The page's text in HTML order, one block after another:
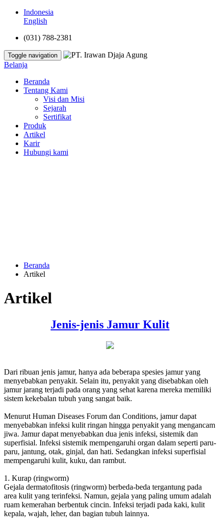
Indonesia
English
(031) 788-2381
Toggle navigation
Belanja
Beranda
Tentang Kami
Visi dan Misi
Sejarah
Sertifikat
Produk
Artikel
Karir
Hubungi kami
Beranda
Artikel
Artikel
Jenis-jenis Jamur Kulit
Dari ribuan jenis jamur, hanya ada beberapa spesies jamur yang
menyebabkan penyakit. Selain itu, penyakit yang disebabkan oleh
jamur jarang terjadi pada orang yang sehat karena mereka memiliki
sistem kekebalan tubuh yang sangat baik.
Menurut Human Diseases Forum dan Conditions, jamur dapat
menyebabkan infeksi kulit ringan hingga penyakit yang mengancam
jiwa. Jamur dapat menyebabkan dua jenis infeksi, sistemik dan
superfisial. Infeksi sistemik mempengaruhi organ dalam seperti paru-
paru, jantung, otak, ginjal, dan hati. Sedangkan infeksi superfisial
mempengaruhi kulit, kuku, dan rambut.
1. Kurap (ringworm)
Gejala dermatofitosis (ringworm) berbeda-beda tergantung pada
area kulit yang terinfeksi. Namun, gejala yang paling umum adalah
ruam kemerahan berbentuk cincin. Infeksi terjadi pada kaki, kulit
kepala, wajah, leher, dan bagian tubuh lainnya.